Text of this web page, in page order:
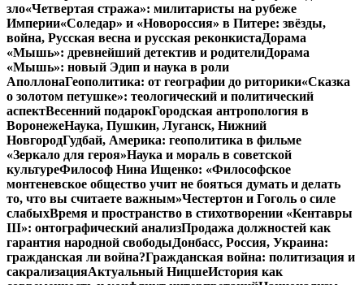
зло«Четвертая стража»: милитаристы на рубеже
Империи«Соледар» и «Новороссия» в Питере: звёзды,
война, Русская весна и русская реконкистаДорама
«Мышь»: древнейший детектив и родителиДорама
«Мышь»: новый Эдип и наука в роли
АполлонаГеополитика: от географии до риторики«Сказка
о золотом петушке»: теологический и политический
аспектВесенний подарокГородская антропология в
ВоронежеНаука, Пушкин, Луганск, Нижний
НовгородГудбай, Америка: геополитика в фильме
«Зеркало для героя»Наука и мораль в советской
культуреФилософ Нина Ищенко: «Философское
монтеневское общество учит не бояться думать и делать
то, что вы считаете важным»Честертон и Гоголь о силе
слабыхВремя и пространство в стихотворении «Кентавры
III»: онтографический анализПродажа должностей как
гарантия народной свободыДонбасс, Россия, Украина:
гражданская ли война?Гражданская война: политизация и
сакрализацияАктуальный НицшеИстория как